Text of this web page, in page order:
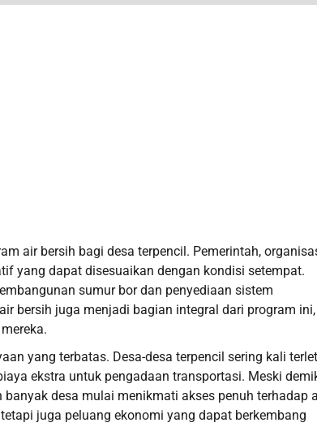
air bersih bagi desa terpencil. Pemerintah,
yang dapat disesuaikan dengan kondisi setempat.
sumur bor dan penyediaan sistem
bersih juga menjadi bagian integral dari program ini,
yang terbatas. Desa-desa terpencil sering kali
ekstra untuk pengadaan transportasi. Meski
desa mulai menikmati akses penuh terhadap
juga peluang ekonomi yang dapat berkembang